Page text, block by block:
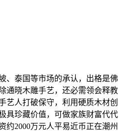
、泰国等市场的承认，出格是佛
通晓木雕手艺，还必需领会释教
艺人打破保守，利用硬质木材创
具珍藏价值，可做家族财富代代
约2000万元人平易近币正在潮州